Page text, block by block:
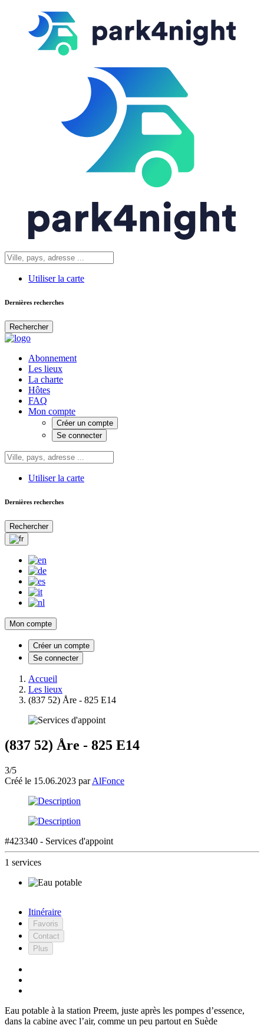
Utiliser la carte
Dernières recherches
Rechercher
Abonnement
Les lieux
La charte
Hôtes
FAQ
Mon compte
Créer un compte
Se connecter
Utiliser la carte
Dernières recherches
Rechercher
Mon compte
Créer un compte
Se connecter
Accueil
Les lieux
(837 52) Åre - 825 E14
(837 52) Åre - 825 E14
3/5
Créé le 15.06.2023 parAlFonce
#423340 - Services d'appoint
1 services
Itinéraire
Favoris
Contact
Plus
Eau potable à la station Preem, juste après les pompes d’essence,
dans la cabine avec l’air, comme un peu partout en Suède